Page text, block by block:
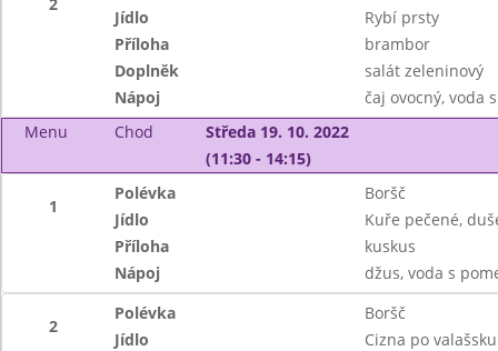
Jídlo
Rybí prsty
Příloha
brambor
Doplněk
salát zeleninový
Nápoj
čaj ovocný, voda
Menu
Chod
Středa 19. 10. 2022
(11:30 - 14:15)
1
Polévka
Boršč
Jídlo
Kuře pečené,
Příloha
kuskus
Nápoj
džus, voda s
2
Polévka
Boršč
Jídlo
Cizna po valašsku